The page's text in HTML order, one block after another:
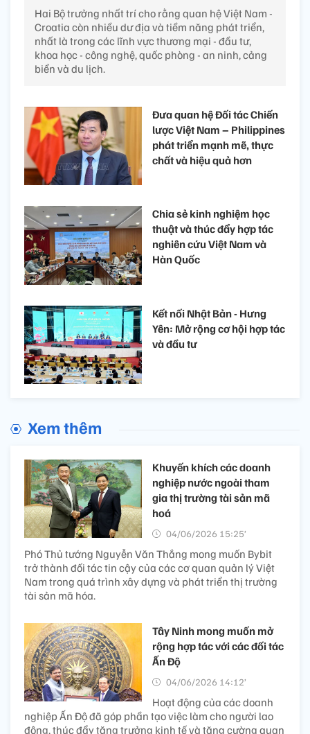
Hai Bộ trưởng nhất trí cho rằng quan hệ Việt Nam -
Croatia còn nhiều dư địa và tiềm năng phát triển,
nhất là trong các lĩnh vực thương mại - đầu tư,
khoa học - công nghệ, quốc phòng - an ninh, cảng
biển và du lịch.
Đưa quan hệ Đối tác Chiến
lược Việt Nam – Philippines
phát triển mạnh mẽ, thực
chất và hiệu quả hơn
Chia sẻ kinh nghiệm học
thuật và thúc đẩy hợp tác
nghiên cứu Việt Nam và
Hàn Quốc
Kết nối Nhật Bản - Hưng
Yên: Mở rộng cơ hội hợp tác
và đầu tư
Xem thêm
Khuyến khích các doanh
nghiệp nước ngoài tham
gia thị trường tài sản mã
hoá
04/06/2026 15:25’
Phó Thủ tướng Nguyễn Văn Thắng mong muốn Bybit
trở thành đối tác tin cậy của các cơ quan quản lý Việt
Nam trong quá trình xây dựng và phát triển thị trường
tài sản mã hóa.
Tây Ninh mong muốn mở
rộng hợp tác với các đối tác
Ấn Độ
04/06/2026 14:12’
Hoạt động của các doanh
nghiệp Ấn Độ đã góp phần tạo việc làm cho người lao
động, thúc đẩy tăng trưởng kinh tế và tăng cường quan